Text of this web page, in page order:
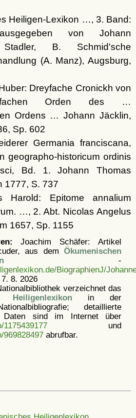
Heiligen-Lexikon …, 3. Band:
von Johann
Stadler, B. Schmid'sche
(A. Manz), Augsburg,
Dreyfache Cronickh von
Orden des …
Ordens … Johann Jäcklin,
Sp. 602
Germania franciscana,
geographo-historicum ordinis
Bd. 1. Johann Thomas
1777, S. 737
Harold: Epitome annalium
…, 2. Abt. Nicolas Angelus
1657, Sp. 1155
Joachim Schäfer: Artikel
aus dem Ökumenischen
-
BiographienJ/
8. 2026
verzeichnet das
Heiligenlexikonin der
detaillierte
Daten sind im Internet über
1175439177und
969828497abrufbar.